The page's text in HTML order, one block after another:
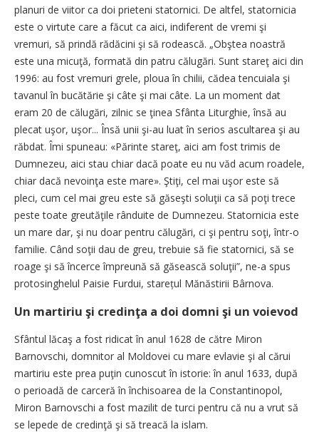
planuri de viitor ca doi prieteni statornici. De altfel, statornicia
este o virtute care a făcut ca aici, indiferent de vremi şi
vremuri, să prindă rădăcini şi să rodească. „Obştea noastră
este una micuţă, formată din patru călugări. Sunt stareţ aici din
1996: au fost vremuri grele, ploua în chilii, cădea tencuiala şi
tavanul în bucătărie şi câte şi mai câte. La un moment dat
eram 20 de călugări, zilnic se ţinea Sfânta Liturghie, însă au
plecat uşor, uşor... Însă unii şi-au luat în serios ascultarea şi au
răbdat. Îmi spuneau: «Părinte stareţ, aici am fost trimis de
Dumnezeu, aici stau chiar dacă poate eu nu văd acum roadele,
chiar dacă nevoinţa este mare». Ştiţi, cel mai uşor este să
pleci, cum cel mai greu este să găseşti soluţii ca să poţi trece
peste toate greutăţile rânduite de Dumnezeu. Statornicia este
un mare dar, şi nu doar pentru călugări, ci şi pentru soţi, într-o
familie. Când soţii dau de greu, trebuie să fie statornici, să se
roage şi să încerce împreună să găsească soluţii”, ne-a spus
protosinghelul Paisie ­Furdui, starețul Mănăstirii Bârnova.
Un martiriu şi credinţa a doi domni şi un voievod
Sfântul lăcaş a fost ridicat în anul 1628 de către Miron
Barnovschi, domnitor al Moldovei cu mare evlavie şi al cărui
martiriu este prea puţin cunoscut în istorie: în anul 1633, după
o perioadă de carceră în închisoarea de la Constantinopol,
Miron Barnovschi a fost mazilit de turci pentru că nu a vrut să
se lepede de credinţă şi să treacă la islam.